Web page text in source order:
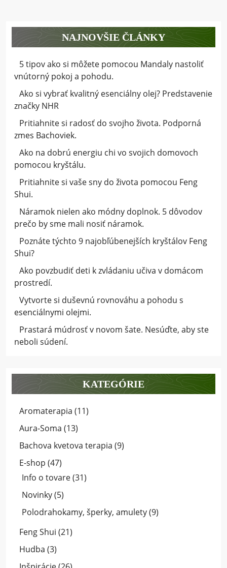
NAJNOVŠIE ČLÁNKY
5 tipov ako si môžete pomocou Mandaly nastoliť
vnútorný pokoj a pohodu.
Ako si vybrať kvalitný esenciálny olej? Predstavenie
značky NHR
Pritiahnite si radosť do svojho života. Podporná
zmes Bachoviek.
Ako na dobrú energiu chi vo svojich domovoch
pomocou kryštálu.
Pritiahnite si vaše sny do života pomocou Feng
Shui.
Náramok nielen ako módny doplnok. 5 dôvodov
prečo by sme mali nosiť náramok.
Poznáte týchto 9 najobľúbenejších kryštálov Feng
Shui?
Ako povzbudiť deti k zvládaniu učiva v domácom
prostredí.
Vytvorte si duševnú rovnováhu a pohodu s
esenciálnymi olejmi.
Prastará múdrosť v novom šate. Nesúďte, aby ste
neboli súdení.
KATEGÓRIE
Aromaterapia (11)
Aura-Soma (13)
Bachova kvetova terapia (9)
E-shop (47)
Info o tovare(31)
Novinky(5)
Polodrahokamy, šperky, amulety(9)
Feng Shui (21)
Hudba (3)